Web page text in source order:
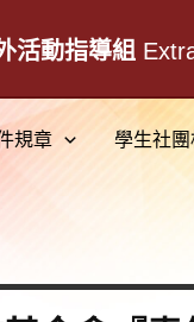
活動指導組
規章 學生社